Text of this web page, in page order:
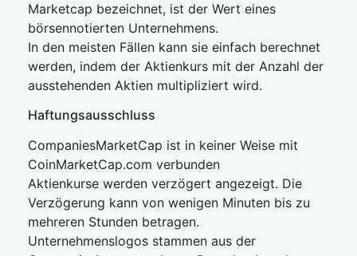
Marketcap bezeichnet, ist der Wert eines
börsennotierten Unternehmens.
In den meisten Fällen kann sie einfach berechnet
werden, indem der Aktienkurs mit der Anzahl der
ausstehenden Aktien multipliziert wird.
Haftungsausschluss
CompaniesMarketCap ist in keiner Weise mit
CoinMarketCap.com verbunden
Aktienkurse werden verzögert angezeigt. Die
Verzögerung kann von wenigen Minuten bis zu
mehreren Stunden betragen.
Unternehmenslogos stammen aus der